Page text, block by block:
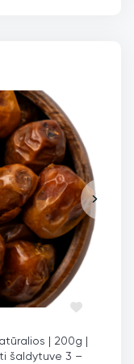
| 200g |
šaldytuve 3 –